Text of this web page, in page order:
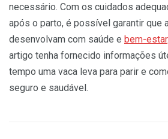
necessário. Com os cuidados
após o parto, é possível garantir que
desenvolvam com saúde e bem-estar
artigo tenha fornecido informações
tempo uma vaca leva para parir e
seguro e saudável.